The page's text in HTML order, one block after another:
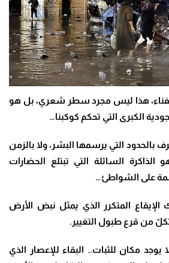
هذا ليس مجرد سطر شعري، بل هو
الكبرى التي تحكم كوكبنا…
بالحدود التي يرسمها البشر، ولا بالزمن
الذاكرة السائلة التي تبتلع الحضارات
على الشواطئ…
الإيقاع المتكرر الذي يمثل نبض الأرض
تكلّ من قرع طبول التغيير .
مكان للثبات.. البقاء للإعصار الذي